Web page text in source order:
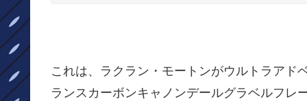
これは、ラクラン・モートンがウルトラアド
ランスカーボンキャノンデールグラベルフレ